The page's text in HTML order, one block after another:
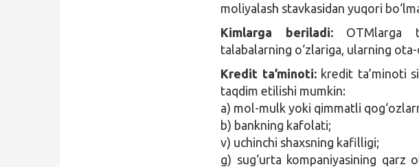
moliyalash stavkasidan yuqori
Kimlarga beriladi:OTMlarga
talabalarning o‘zlariga, ularning
Kredit ta’minoti:kredit ta’minoti
taqdim etilishi mumkin:
a) mol-mulk yoki qimmatli
b) bankning kafolati;
v) uchinchi shaxsning kafilligi;
g) sug‘urta kompaniyasining qarz